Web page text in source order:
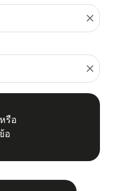
close
close
รือ
อ